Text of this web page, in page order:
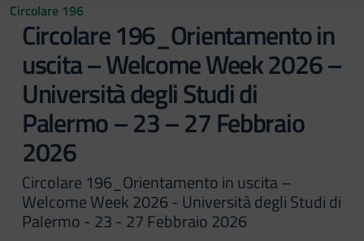
Circolare 196
Circolare 196_Orientamento in
uscita – Welcome Week 2026 –
Università degli Studi di
Palermo – 23 – 27 Febbraio
2026
Circolare 196_Orientamento in uscita –
Welcome Week 2026 - Università degli Studi di
Palermo - 23 - 27 Febbraio 2026